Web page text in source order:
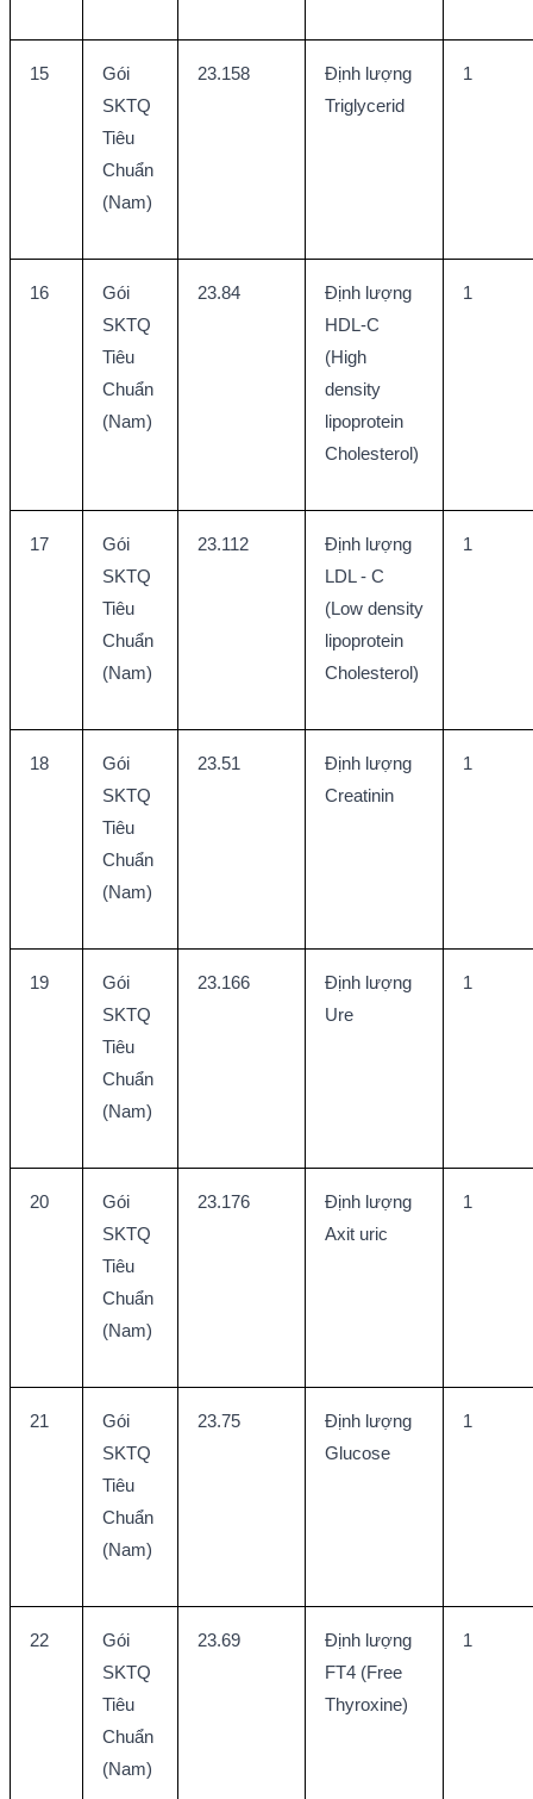
15
Gói
SKTQ
Tiêu
Chuẩn
(Nam)
23.158
Định lượng
Triglycerid
1
16
Gói
SKTQ
Tiêu
Chuẩn
(Nam)
23.84
Định lượng
HDL-C
(High
density
lipoprotein
Cholesterol)
1
17
Gói
SKTQ
Tiêu
Chuẩn
(Nam)
23.112
Định lượng
LDL - C
(Low density
lipoprotein
Cholesterol)
1
18
Gói
SKTQ
Tiêu
Chuẩn
(Nam)
23.51
Định lượng
Creatinin
1
19
Gói
SKTQ
Tiêu
Chuẩn
(Nam)
23.166
Định lượng
Ure
1
20
Gói
SKTQ
Tiêu
Chuẩn
(Nam)
23.176
Định lượng
Axit uric
1
21
Gói
SKTQ
Tiêu
Chuẩn
(Nam)
23.75
Định lượng
Glucose
1
22
Gói
SKTQ
Tiêu
Chuẩn
(Nam)
23.69
Định lượng
FT4 (Free
Thyroxine)
1